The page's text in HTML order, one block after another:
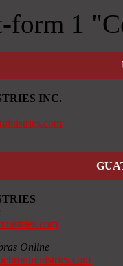
form 1
INC.
Online